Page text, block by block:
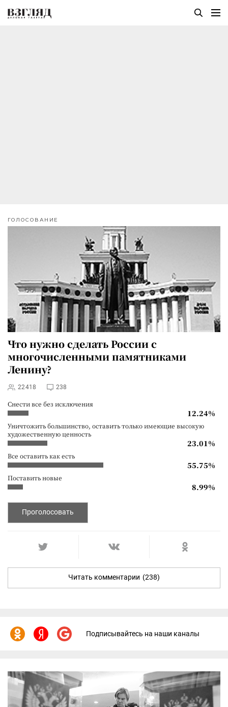
ГОЛОСОВАНИЕ
Что нужно сделать России с
многочисленными памятниками
Ленину?
22418 238
Снести все без исключения
12.24%
Уничтожить большинство, оставить только имеющие высокую
художественную ценность
23.01%
Все оставить как есть
55.75%
Поставить новые
8.99%
Проголосовать
Читать комментарии (238)
Подписывайтесь на наши каналы